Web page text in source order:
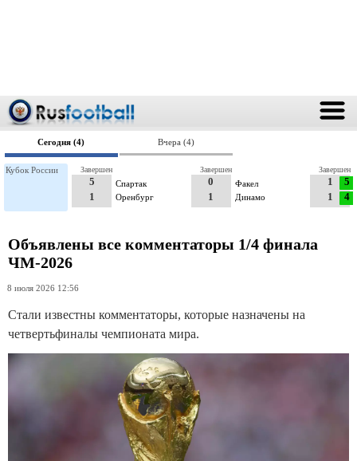
Сегодня (4) Вчера (4)
Кубок России
Спартак
5
1
Оренбург
Завершен
Факел
0
1
Динамо
Завершен
1
1
5
4
Завершен
Объявлены все комментаторы 1/4 финала
ЧМ-2026
8 июля 2026 12:56
Стали известны комментаторы, которые назначены на
четвертьфиналы чемпионата мира.